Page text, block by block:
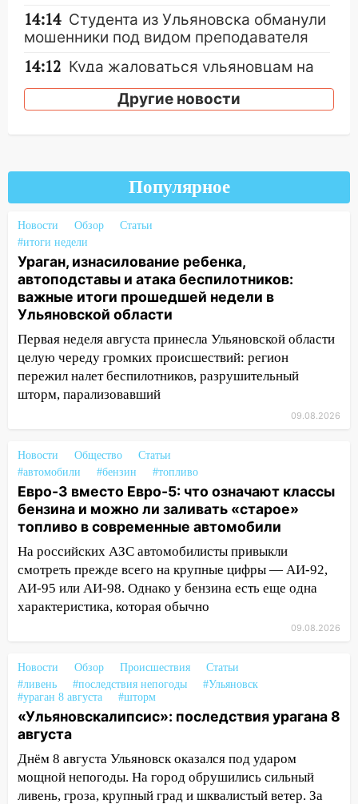
14:14 Студента из Ульяновска обманули
мошенники под видом преподавателя
14:12 Куда жаловаться ульяновцам на
упавшее дерево или затопленную улицу
после непогоды
строящегося дома
В мэрии Ульяновска рассказали,
шторма
13:49
Стихия продолжает крушить
Ульяновск: дерево рухнуло на дом на
Орджоникидзе
13:47
На Нижней Террасе мощным
ветром вырвало дерево с корнем
13:46 Сильный ветер сорвал крышу с
СТО на проспекте Созидателей
Непогода продолжает бить по
сошёл с рельсов
13:22
Упавшие деревья перекрыли
дороги в Ульяновске: фото
13:17 Непогода в Ульяновске не
закончится сегодня: сильные ливни
сохранятся 9 августа
13:15 Трижды «брал в долг» без спроса:
житель Вешкаймского района похитил у
13:14
Ураган оторвал светофор на
проспекте Филатова в Ульяновске
13:12 Дерево пробило крышу дома на
Новгородской в Ульяновске и рухнуло
на электрощит
13:10 В Заволжском районе дерево
упало во дворе
Другие новости
Популярное
Новости Обзор
Статьи
#итоги недели
Ураган, изнасилование ребенка,
автоподставы и атака беспилотников:
важные итоги прошедшей недели в
Ульяновской области
Первая неделя августа принесла Ульяновской области
целую череду громких происшествий: регион
пережил налет беспилотников, разрушительный
шторм, парализовавший
09.08.2026
Новости Общество
Статьи
#автомобили
#бензин #топливо
Евро-3 вместо Евро-5: что означают классы
бензина и можно ли заливать «старое»
топливо в современные автомобили
На российских АЗС автомобилисты привыкли
смотреть прежде всего на крупные цифры — АИ-92,
АИ-95 или АИ-98. Однако у бензина есть еще одна
характеристика, которая обычно
09.08.2026
Новости Обзор Происшествия
Статьи
#ливень
#последствия непогоды
#Ульяновск
#ураган 8 августа
#шторм
«Ульяновскалипсис»: последствия урагана 8
августа
Днём 8 августа Ульяновск оказался под ударом
мощной непогоды. На город обрушились сильный
ливень, гроза, крупный град и шквалистый ветер. За